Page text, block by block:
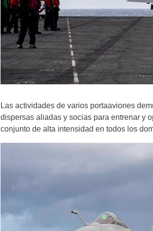
Las actividades de varios portaaviones
dispersas aliadas y socias para entrenar y
conjunto de alta intensidad en todos los